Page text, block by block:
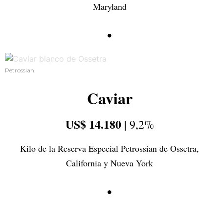
Maryland
•
Petrossian.
Caviar
US$ 14.180| 9,2%
Kilo de la Reserva Especial Petrossian de Ossetra,
California y Nueva York
•